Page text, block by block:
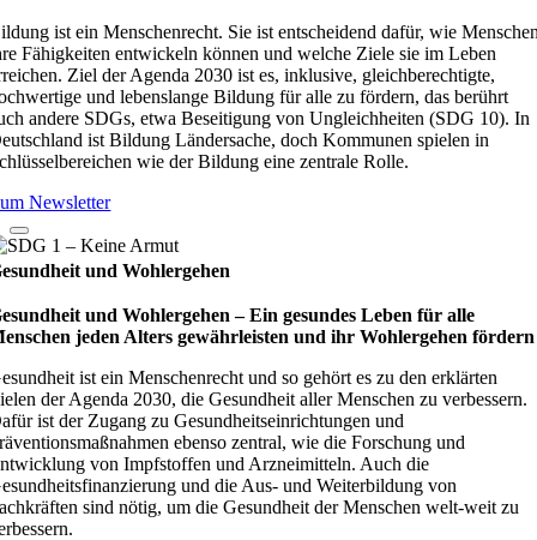
ist ein Menschenrecht. Sie ist entscheidend dafür, wie
Fähigkeiten entwickeln können und welche Ziele sie im Leben
Ziel der Agenda 2030 ist es, inklusive, gleichberechtigte,
und lebenslange Bildung für alle zu fördern, das berührt
andere SDGs, etwa Beseitigung von Ungleichheiten (SDG 10). In
ist Bildung Ländersache, doch Kommunen spielen in
wie der Bildung eine zentrale Rolle.
Newsletter
und Wohlergehen
und Wohlergehen – Ein gesundes Leben für alle
jeden Alters gewährleisten und ihr Wohlergehen fördern
ist ein Menschenrecht und so gehört es zu den erklärten
der Agenda 2030, die Gesundheit aller Menschen zu verbessern.
ist der Zugang zu Gesundheitseinrichtungen und
ebenso zentral, wie die Forschung und
von Impfstoffen und Arzneimitteln. Auch die
und die Aus- und Weiterbildung von
sind nötig, um die Gesundheit der Menschen welt-weit zu